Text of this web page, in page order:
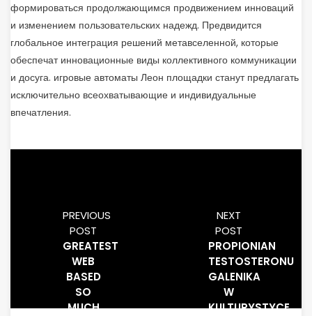
формироваться продолжающимся продвижением инноваций
и изменением пользовательских надежд. Предвидится
глобальное интеграция решений метавселенной, которые
обеспечат инновационные виды коллективного коммуникации
и досуга. игровые автоматы Леон площадки станут предлагать
исключительно всеохватывающие и индивидуальные
впечатления.
PREVIOUS
POST
GREATEST
WEB
BASED
SO
MUCH
NEXT
POST
PROPIONIAN
TESTOSTERONU
GALENIKA
W
KULTURYSTYCE